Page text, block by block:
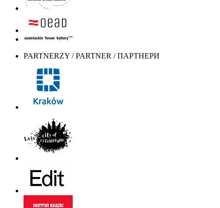
PARTNERZY / PARTNER / ПАРТНЕРИ